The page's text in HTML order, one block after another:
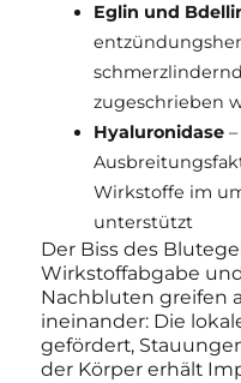
Eglin und
zugeschrieben
Hyaluronidase–
Wirkstoffe im
unterstützt
Der Biss des
Wirkstoffabgabe
Nachbluten greifen
ineinander: Die
gefördert,
der Körper erhält